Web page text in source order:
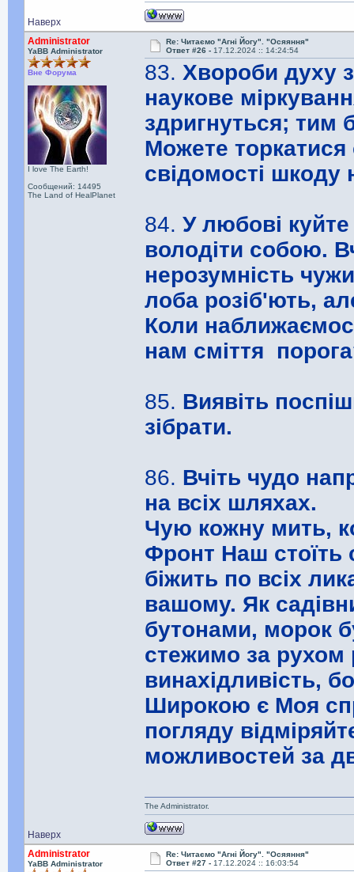
Наверх
Administrator
YaBB Administrator
Вне Форума
I love The Earth!
Сообщений: 14495
The Land of HealPlanet
Re: Читаємо "Агні Йогу". "Осяяння"
Ответ #26 - 17.12.2024 :: 14:24:54
83. Хвороби духу
наукове
здригнуться; тим
Можете торкатися
свідомості шкоду
84.У любові
володіти собою.
нерозумність
лоба розіб'ють,
Коли
нам сміття
85. Виявіть
зібрати.
86. Вчіть чудо
на всіх шляхах.
Чую кожну мить,
Фронт Наш стоїть
біжить по всіх
вашому. Як
бутонами, морок
стежимо за рухом
винахідливість,
Широкою є Моя
погляду
можливостей за
Наверх
The Administrator.
Administrator
YaBB Administrator
Re: Читаємо "Агні Йогу". "Осяяння"
Ответ #27 - 17.12.2024 :: 16:03:54